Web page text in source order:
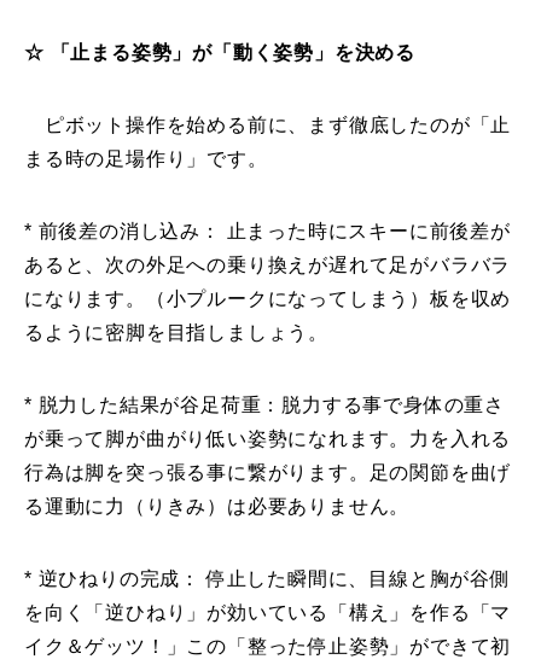
レッスン動画一覧
Online Store
コブ斜面の滑り方解説動画
プレゼント Present
プレゼント付メルマガ
お問合せ 特定商取引法に基づく表記 プライバシーポリシー 会社
☆ 「止まる姿勢」が「動く姿勢」を決める
ピボット操作を始める前に、まず徹底したのが「止
まる時の足場作り」です。
* 前後差の消し込み： 止まった時にスキーに前後差が
あると、次の外足への乗り換えが遅れて足がバラバラ
になります。（小プルークになってしまう）板を収め
るように密脚を目指しましょう。
* 脱力した結果が谷足荷重：脱力する事で身体の重さ
が乗って脚が曲がり低い姿勢になれます。力を入れる
行為は脚を突っ張る事に繋がります。足の関節を曲げ
る運動に力（りきみ）は必要ありません。
* 逆ひねりの完成： 停止した瞬間に、目線と胸が谷側
を向く「逆ひねり」が効いている「構え」を作る「マ
イク＆ゲッツ！」この「整った停止姿勢」ができて初